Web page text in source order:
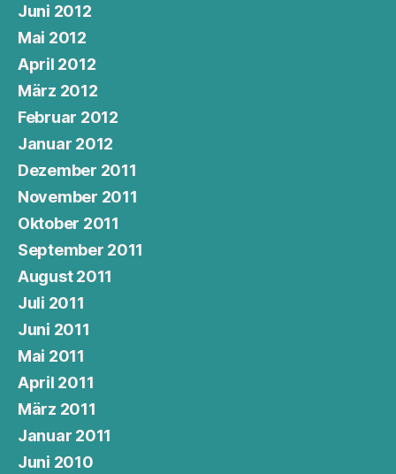
Juni 2012
Mai 2012
April 2012
März 2012
Februar 2012
Januar 2012
Dezember 2011
November 2011
Oktober 2011
September 2011
August 2011
Juli 2011
Juni 2011
Mai 2011
April 2011
März 2011
Januar 2011
Juni 2010